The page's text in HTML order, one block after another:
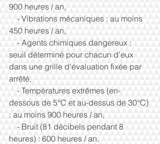
900 heures / an,
450 heures / an,
seuil déterminé pour chacun d'eux
dans une grille d'évaluation fixée par
arrêté,
dessous de 5°C et au-dessus de 30°C)
: au moins 900 heures / an,
heures) : 600 heures / an,